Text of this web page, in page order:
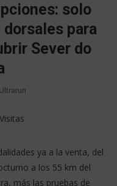
solo
dorsales para
Sever do
ya a la venta, del
a los 55 km del
más las pruebas de